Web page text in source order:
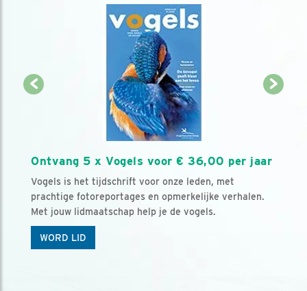
Ontvang 5 x Vogels voor € 36,00 per jaar
Vogels is het tijdschrift voor onze leden, met
prachtige fotoreportages en opmerkelijke verhalen.
Met jouw lidmaatschap help je de vogels.
WORD LID